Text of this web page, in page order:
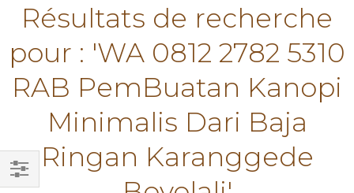
Résultats de recherche
pour : 'WA 0812 2782 5310
RAB PemBuatan Kanopi
Minimalis Dari Baja
Ringan Karanggede